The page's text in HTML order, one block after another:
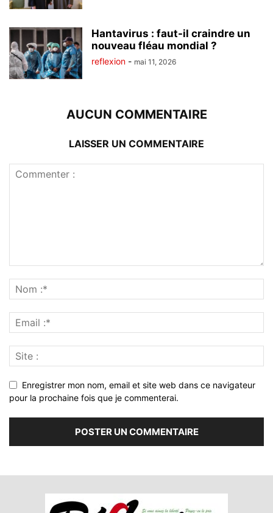
Hantavirus : faut-il craindre un
nouveau fléau mondial ?
reflexion - mai 11, 2026
AUCUN COMMENTAIRE
LAISSER UN COMMENTAIRE
Enregistrer mon nom, email et site web dans ce navigateur
pour la prochaine fois que je commenterai.